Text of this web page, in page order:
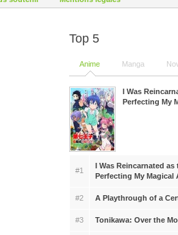
Top 5
Anime Manga
I Was
Perfecting My
#1
I Was Reincarnated as
Perfecting My Magical
#2 A Playthrough of a
#3 Tonikawa: Over the